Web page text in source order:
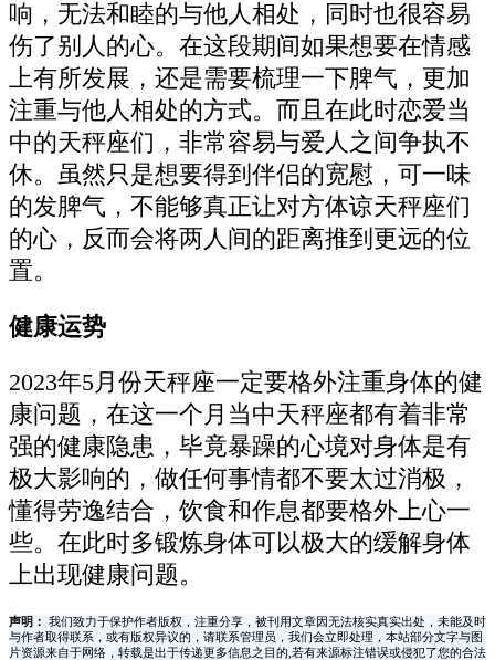
响，无法和睦的与他人相处，同时也很容易
伤了别人的心。在这段期间如果想要在情感
上有所发展，还是需要梳理一下脾气，更加
注重与他人相处的方式。而且在此时恋爱当
中的天秤座们，非常容易与爱人之间争执不
休。虽然只是想要得到伴侣的宽慰，可一味
的发脾气，不能够真正让对方体谅天秤座们
的心，反而会将两人间的距离推到更远的位
置。
健康运势
2023年5月份天秤座一定要格外注重身体的健
康问题，在这一个月当中天秤座都有着非常
强的健康隐患，毕竟暴躁的心境对身体是有
极大影响的，做任何事情都不要太过消极，
懂得劳逸结合，饮食和作息都要格外上心一
些。在此时多锻炼身体可以极大的缓解身体
上出现健康问题。
声明：
我们致力于保护作者版权，注重分享，被刊用文章因无法核实真实出处，未能及时
与作者取得联系，或有版权异议的，请联系管理员，我们会立即处理，本站部分文字与图
片资源来自于网络，转载是出于传递更多信息之目的,若有来源标注错误或侵犯了您的合法